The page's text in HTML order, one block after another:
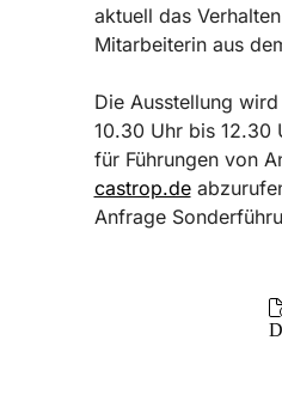
aktuell das
Mitarbeiterin aus
Die Ausstellung
10.30 Uhr bis 12.30
für Führungen von
castrop.de
Anfrage